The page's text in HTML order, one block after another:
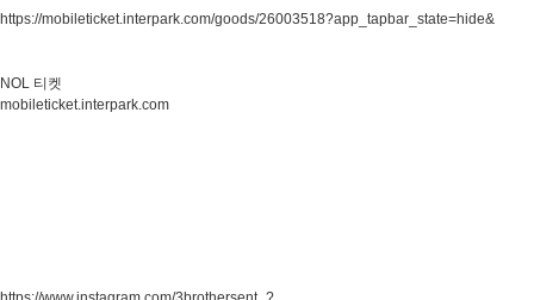
https://mobileticket.interpark.com/goods/26003518?app_tapbar_state=hide&
NOL 티켓
mobileticket.interpark.com